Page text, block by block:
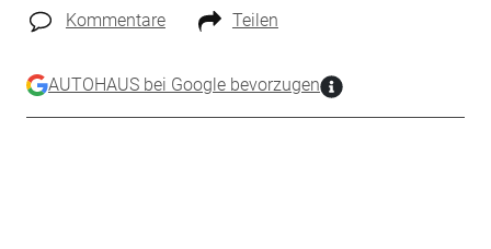
Kommentare Teilen
AUTOHAUS bei Google bevorzugen